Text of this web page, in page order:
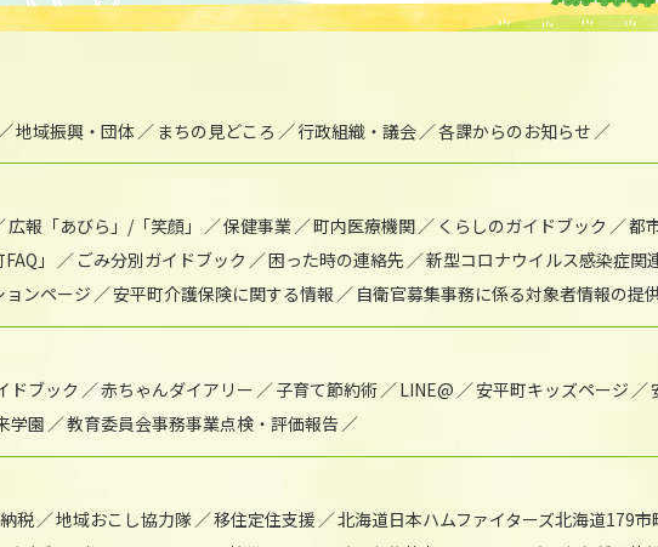
地域振興・団体 まちの見どころ 行政組織・議会 各課からのお知らせ
広報「あびら」/「笑顔」 保健事業 町内医療機関 くらしのガイドブック 都
」
ごみ分別ガイドブック 困った時の連絡先
新型コロナウイルス感染症関
ンページ
安平町介護保険に関する情報 自衛官募集事務に係る対象者情報の提
ドブック 赤ちゃんダイアリー 子育て節約術 LINE@ 安平町キッズページ
学園 教育委員会事務事業点検・評価報告
税 地域おこし協力隊 移住定住支援 北海道日本ハムファイターズ北海道179市